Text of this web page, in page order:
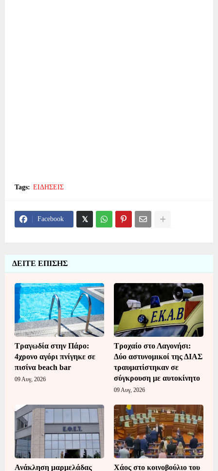
Tags: ΕΙΔΗΣΕΙΣ
Facebook
ΔΕΙΤΕ ΕΠΙΣΗΣ
Τραγωδία στην Πάρο:
4χρονο αγόρι πνίγηκε σε
πισίνα beach bar
09 Αυγ, 2026
Τροχαίο στο Λαγονήσι:
Δύο αστυνομικοί της ΔΙΑΣ
τραυματίστηκαν σε
σύγκρουση με αυτοκίνητο
09 Αυγ, 2026
Ανάκληση μαρμελάδας Χάος στο κοινοβούλιο του